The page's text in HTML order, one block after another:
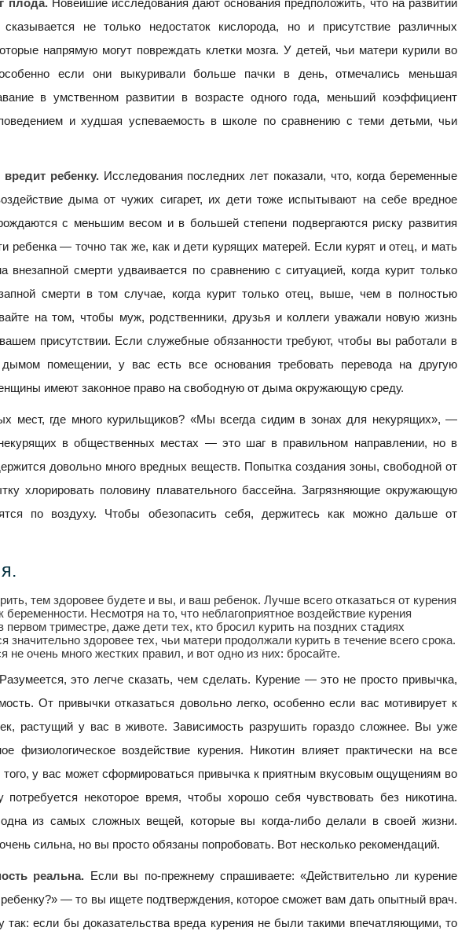
плода.Новейшие исследования дают основания предположить, что на развитии
сказывается не только недостаток кислорода, но и присутствие различных
напрямую могут повреждать клетки мозга. У детей, чьи матери курили во
если они выкуривали больше пачки в день, отмечались меньшая
в умственном развитии в возрасте одного года, меньший коэффициент
и худшая успеваемость в школе по сравнению с теми детьми, чьи
ребенку.Исследования последних лет показали, что, когда беременные
дыма от чужих сигарет, их дети тоже испытывают на себе вредное
с меньшим весом и в большей степени подвергаются риску развития
ребенка — точно так же, как и дети курящих матерей. Если курят и отец, и мать
смерти удваивается по сравнению с ситуацией, когда курит только
смерти в том случае, когда курит только отец, выше, чем в полностью
на том, чтобы муж, родственники, друзья и коллеги уважали новую жизнь
присутствии. Если служебные обязанности требуют, чтобы вы работали в
дымом помещении, у вас есть все основания требовать перевода на другую
имеют законное право на свободную от дыма окружающую среду.
мест, где много курильщиков? «Мы всегда сидим в зонах для некурящих», —
в общественных местах — это шаг в правильном направлении, но в
довольно много вредных веществ. Попытка создания зоны, свободной от
хлорировать половину плавательного бассейна. Загрязняющие окружающую
по воздуху. Чтобы обезопасить себя, держитесь как можно дальше от
тем здоровее будете и вы, и ваш ребенок. Лучше всего отказаться от курения
беременности. Несмотря на то, что неблагоприятное воздействие курения
триместре, даже дети тех, кто бросил курить на поздних стадиях
значительно здоровее тех, чьи матери продолжали курить в течение всего срока.
не очень много жестких правил, и вот одно из них: бросайте.
это легче сказать, чем сделать. Курение — это не просто привычка,
От привычки отказаться довольно легко, особенно если вас мотивирует к
растущий у вас в животе. Зависимость разрушить гораздо сложнее. Вы уже
физиологическое воздействие курения. Никотин влияет практически на все
у вас может сформироваться привычка к приятным вкусовым ощущениям во
потребуется некоторое время, чтобы хорошо себя чувствовать без никотина.
из самых сложных вещей, которые вы когда-либо делали в своей жизни.
сильна, но вы просто обязаны попробовать. Вот несколько рекомендаций.
реальна. Если вы по-прежнему спрашиваете: «Действительно ли курение
— то вы ищете подтверждения, которое сможет вам дать опытный врач.
так: если бы доказательства вреда курения не были такими впечатляющими, то